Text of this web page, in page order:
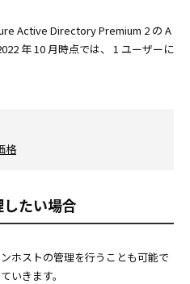
Active Directory Premium 2 の A
年 10 月時点では、 1 ユーザーに
格
たい場合
ホストの管理を行うことも可能で
いきます。